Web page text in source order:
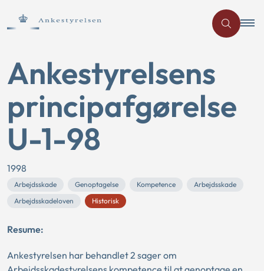
Ankestyrelsens
principafgørelse
U-1-98
1998
Arbejdsskade Genoptagelse Kompetence
Arbejdsskade
Arbejdsskadeloven
Historisk
Resume:
Ankestyrelsen har behandlet 2 sager om